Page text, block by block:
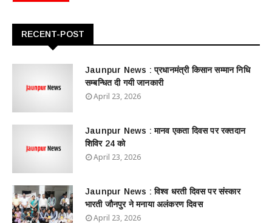
RECENT-POST
Jaunpur News : ​प्रधानमंत्री किसान सम्मान निधि
सम्बन्धित दी गयी जानकारी
April 23, 2026
Jaunpur News : ​मानव एकता दिवस पर रक्तदान
शिविर 24 को
April 23, 2026
Jaunpur News : विश्व धरती दिवस पर संस्कार
भारती जौनपुर ने मनाया अलंकरण दिवस
April 23, 2026